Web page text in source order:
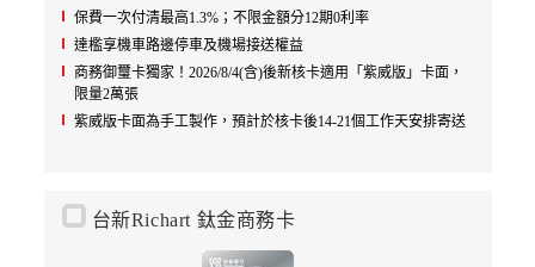
保費一次付清最高1.3%；不限金額分12期0利率
達檻享機車路邊停車及機場接送權益
商務御璽卡獨家！2026/8/4(含)後新核卡適用「紫威版」卡面，
限量2萬張
紫威版卡面為手工製作，預計於核卡後14-21個工作天安排寄送
台新Richart 鈦金商務卡